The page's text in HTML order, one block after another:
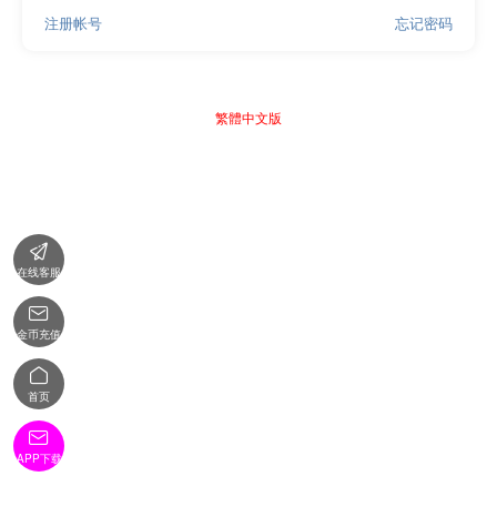
忘记密码
注册帐号
繁體中文版

在线客服

金币充值

首页

APP下载